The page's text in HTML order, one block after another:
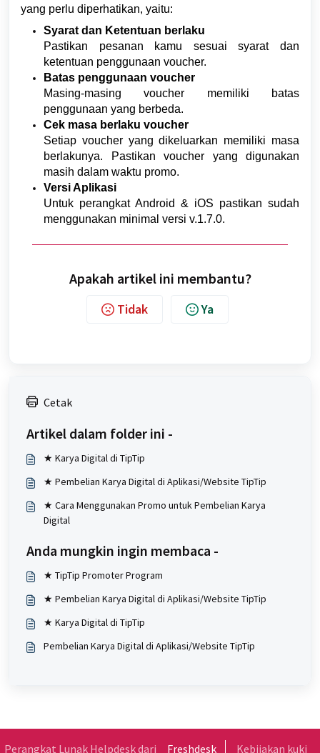
yang perlu diperhatikan, yaitu:
Syarat dan Ketentuan berlaku
Pastikan pesanan kamu sesuai syarat dan
ketentuan penggunaan voucher.
Batas penggunaan voucher
Masing-masing voucher memiliki batas
penggunaan yang berbeda.
Cek masa berlaku voucher
Setiap voucher yang dikeluarkan memiliki masa
berlakunya. Pastikan voucher yang digunakan
masih dalam waktu promo.
Versi Aplikasi
Untuk perangkat Android & iOS pastikan sudah
menggunakan minimal versi v.1.7.0.
Apakah artikel ini membantu?
Tidak Ya
Cetak
Artikel dalam folder ini -
★ Karya Digital di TipTip
★ Pembelian Karya Digital di Aplikasi/Website TipTip
★ Cara Menggunakan Promo untuk Pembelian Karya
Digital
Anda mungkin ingin membaca -
★ TipTip Promoter Program
★ Pembelian Karya Digital di Aplikasi/Website TipTip
★ Karya Digital di TipTip
Pembelian Karya Digital di Aplikasi/Website TipTip
Perangkat Lunak Helpdesk dari Freshdesk Kebijakan kuki